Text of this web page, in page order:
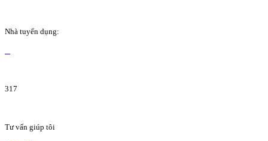
Nhà tuyển dụng:
317
Tư vấn giúp tôi